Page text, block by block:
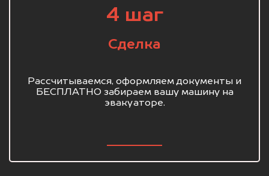
4 шаг
Сделка
Рассчитываемся, оформляем документы и
БЕСПЛАТНО забираем вашу машину на
эвакуаторе.